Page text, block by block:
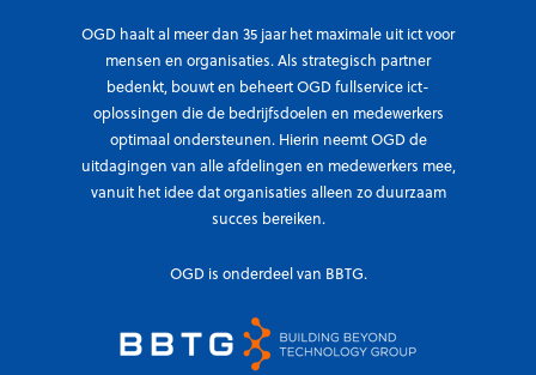
OGD haalt al meer dan 35 jaar het maximale uit ict voor
mensen en organisaties. Als strategisch partner
bedenkt, bouwt en beheert OGD fullservice ict-
oplossingen die de bedrijfsdoelen en medewerkers
optimaal ondersteunen. Hierin neemt OGD de
uitdagingen van alle afdelingen en medewerkers mee,
vanuit het idee dat organisaties alleen zo duurzaam
succes bereiken.
OGD is onderdeel van BBTG.